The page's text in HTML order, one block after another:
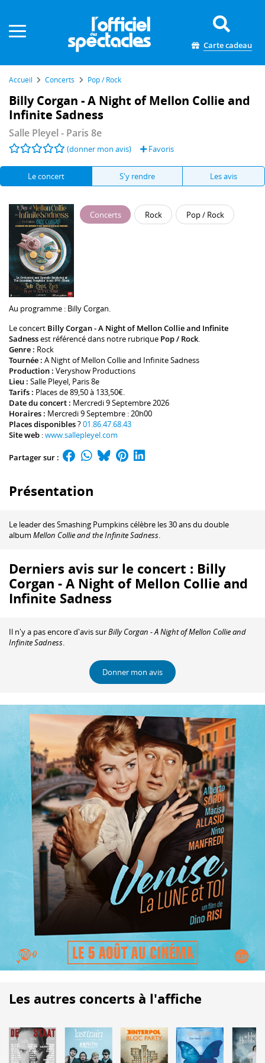
Carte cadeau
Accueil Concerts Pop / Rock
Billy Corgan - A Night of Mellon Collie and
Infinite Sadness
Salle Pleyel - Paris 8e
(donner mon avis) Favoris
Le concert S'y rendre Les avis
Concerts Rock Pop / Rock
Au programme : Billy Corgan.
Le concert Billy Corgan - A Night of Mellon Collie and Infinite
Sadnessest référencé dans notre rubrique Pop / Rock.
Genre : Rock
Tournée : A Night of Mellon Collie and Infinite Sadness
Production : Veryshow Productions
Lieu : Salle Pleyel, Paris 8e
Tarifs : Places de 89,50 à 133,50€.
Date du concert : Mercredi 9 Septembre 2026
Horaires : Mercredi 9 Septembre : 20h00
Places disponibles?01.86.47.68.43
Site web :www.sallepleyel.com
Partager sur :
Présentation
Le leader des Smashing Pumpkins célèbre les 30 ans du double
album Mellon Collie and the Infinite Sadness
Derniers avis sur le concert : Billy
Corgan - A Night of Mellon Collie and
Infinite Sadness
Il n'y a pas encore d'avis surBilly Corgan - A Night of Mellon Collie and
Infinite Sadness
Donner mon avis
Les autres concerts à l'affiche